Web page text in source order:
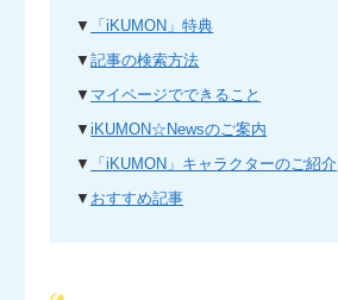
▼
「iKUMON」特典
▼記事の検索方法
▼ マイページでできること
▼iKUMON☆Newsのご案内
▼
「iKUMON」キャラクターのご紹介
▼ おすすめ記事